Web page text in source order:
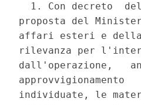
1. Con decreto
proposta del
affari esteri e della
rilevanza per
dall'operazione,
individuate, le